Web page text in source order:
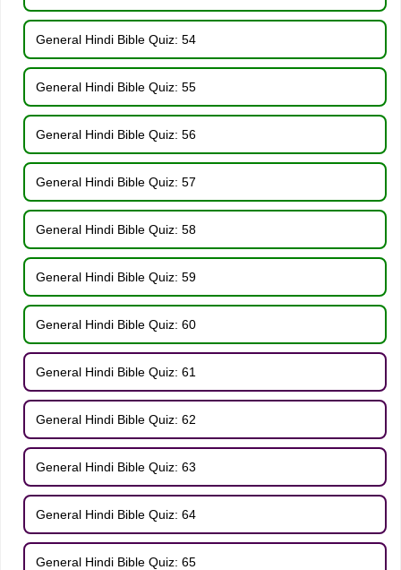
General Hindi Bible Quiz: 54
General Hindi Bible Quiz: 55
General Hindi Bible Quiz: 56
General Hindi Bible Quiz: 57
General Hindi Bible Quiz: 58
General Hindi Bible Quiz: 59
General Hindi Bible Quiz: 60
General Hindi Bible Quiz: 61
General Hindi Bible Quiz: 62
General Hindi Bible Quiz: 63
General Hindi Bible Quiz: 64
General Hindi Bible Quiz: 65